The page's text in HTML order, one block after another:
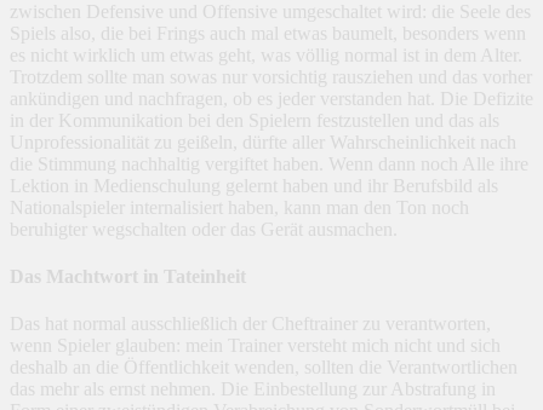
zwischen Defensive und Offensive umgeschaltet wird: die Seele des
Spiels also, die bei Frings auch mal etwas baumelt, besonders wenn
es nicht wirklich um etwas geht, was völlig normal ist in dem Alter.
Trotzdem sollte man sowas nur vorsichtig rausziehen und das vorher
ankündigen und nachfragen, ob es jeder verstanden hat. Die Defizite
in der Kommunikation bei den Spielern festzustellen und das als
Unprofessionalität zu geißeln, dürfte aller Wahrscheinlichkeit nach
die Stimmung nachhaltig vergiftet haben. Wenn dann noch Alle ihre
Lektion in Medienschulung gelernt haben und ihr Berufsbild als
Nationalspieler internalisiert haben, kann man den Ton noch
beruhigter wegschalten oder das Gerät ausmachen.
Das Machtwort in Tateinheit
Das hat normal ausschließlich der Cheftrainer zu verantworten,
wenn Spieler glauben: mein Trainer versteht mich nicht und sich
deshalb an die Öffentlichkeit wenden, sollten die Verantwortlichen
das mehr als ernst nehmen. Die Einbestellung zur Abstrafung in